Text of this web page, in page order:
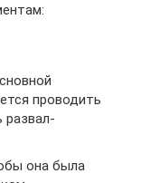
проводить
она была